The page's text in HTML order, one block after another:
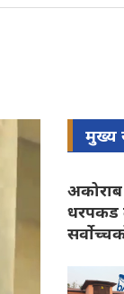
मुख्य
धरपकड